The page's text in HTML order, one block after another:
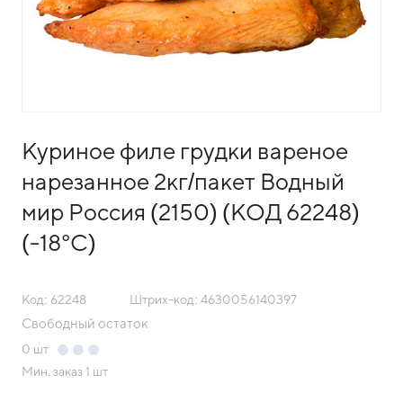
Куриное филе грудки вареное
нарезанное 2кг/пакет Водный
мир Россия (2150) (КОД 62248)
(-18°С)
Код: 62248 Штрих-код: 4630056140397
Свободный остаток
0 шт
Мин. заказ 1 шт